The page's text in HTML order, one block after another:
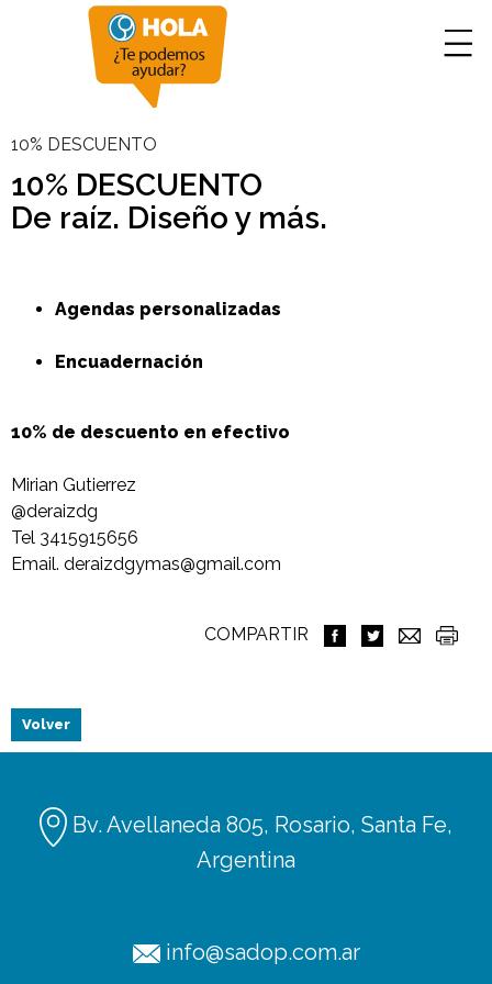
10% DESCUENTO
10% DESCUENTO
De raíz. Diseño y más.
Agendas personalizadas
Encuadernación
10% de descuento en efectivo
Mirian Gutierrez
@deraizdg
Tel 3415915656
Email. deraizdgymas@gmail.com
COMPARTIR
Volver
Bv. Avellaneda 805, Rosario, Santa Fe,
Argentina
info@sadop.com.ar